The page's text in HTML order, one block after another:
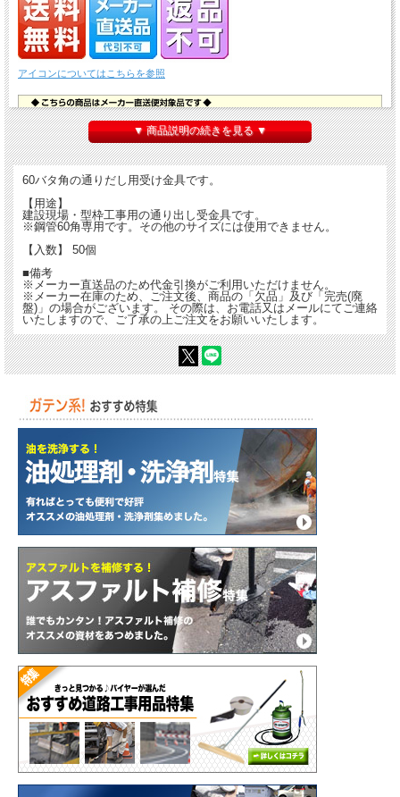
アイコンについてはこちらを参照
▼ 商品説明の続きを見る ▼
60バタ角の通りだし用受け金具です。
【用途】
建設現場・型枠工事用の通り出し受金具です。
※鋼管60角専用です。その他のサイズには使用できません。
【入数】 50個
■備考
※メーカー直送品のため代金引換がご利用いただけません。
※メーカー在庫のため、ご注文後、商品の「欠品」及び「完売(廃
盤)」の場合がございます。 その際は、お電話又はメールにてご連絡
いたしますので、ご了承の上ご注文をお願いいたします。